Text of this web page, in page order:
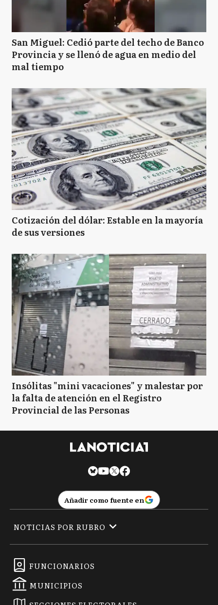
San Miguel: Cedió parte del techo de Banco
Provincia y se llenó de agua en medio del
mal tiempo
Cotización del dólar: Estable en la mayoría
de sus versiones
Insólitas "mini vacaciones" y malestar por
la falta de atención en el Registro
Provincial de las Personas
Añadir como fuente en
FUNCIONARIOS
MUNICIPIOS
NOTICIAS POR RUBRO